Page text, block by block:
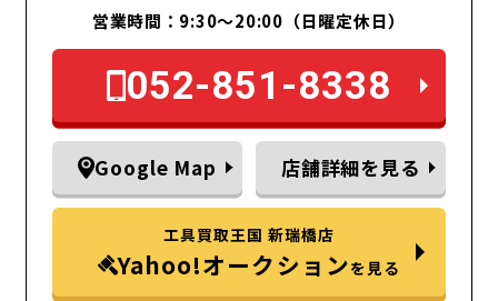
営業時間：9:30～20:00（日曜定休日）
052-851-8338
Google Map 店舗詳細を見る
工具買取王国 新瑞橋店
Yahoo!オークションを見る